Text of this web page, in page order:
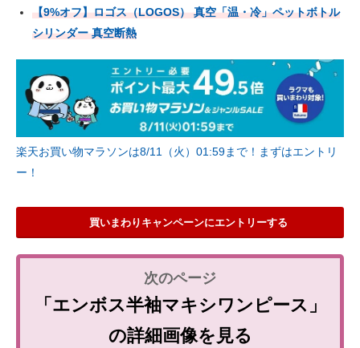
【9%オフ】ロゴス（LOGOS） 真空「温・冷」ペットボトル
シリンダー 真空断熱
楽天お買い物マラソンは8/11（火）01:59まで！まずはエントリ
ー！
買いまわりキャンペーンにエントリーする
「エンボス半袖マキシワンピース」
の詳細画像を見る